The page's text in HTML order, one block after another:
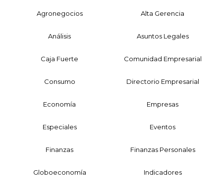
Agronegocios Alta Gerencia
Análisis Asuntos Legales
Caja Fuerte Comunidad Empresarial
Consumo Directorio Empresarial
Economía Empresas
Especiales Eventos
Finanzas Finanzas Personales
Globoeconomía Indicadores